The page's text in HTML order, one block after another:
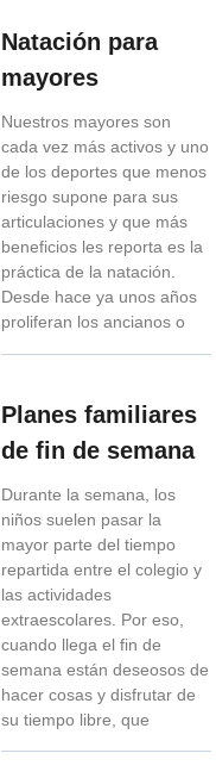
Natación para
mayores
Nuestros mayores son
cada vez más activos y uno
de los deportes que menos
riesgo supone para sus
articulaciones y que más
beneficios les reporta es la
práctica de la natación.
Desde hace ya unos años
proliferan los ancianos o
Planes familiares
de fin de semana
Durante la semana, los
niños suelen pasar la
mayor parte del tiempo
repartida entre el colegio y
las actividades
extraescolares. Por eso,
cuando llega el fin de
semana están deseosos de
hacer cosas y disfrutar de
su tiempo libre, que